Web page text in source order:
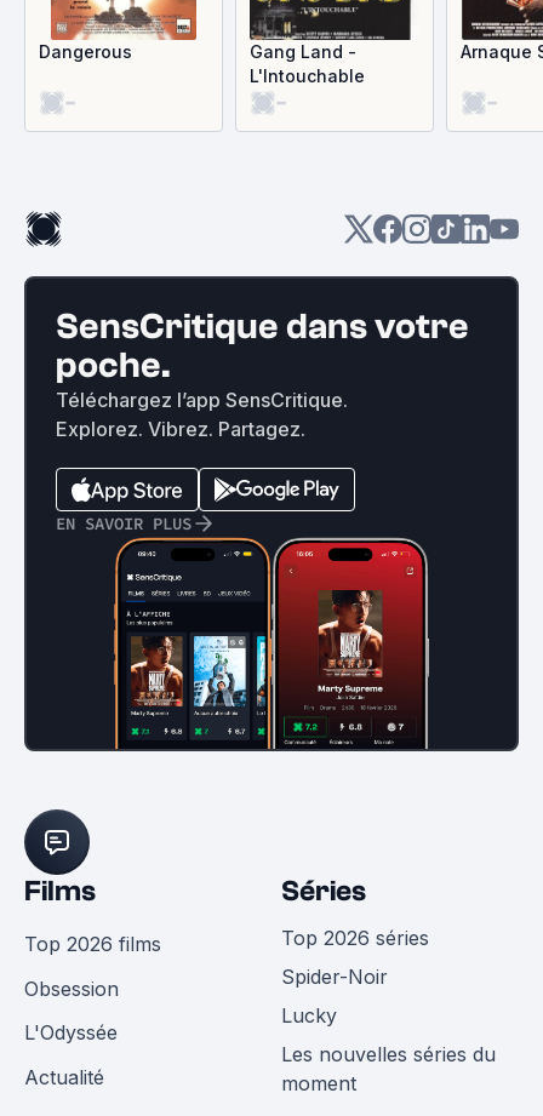
Dangerous
-
Gang Land -
L'Intouchable
-
Arnaque
-
SensCritique dans votre
poche.
Téléchargez l’app SensCritique.
Explorez. Vibrez. Partagez.
EN SAVOIR PLUS
Films
Top 2026 films
Obsession
L'Odyssée
Actualité
Séries
Top 2026 séries
Spider-Noir
Lucky
Les nouvelles séries du
moment